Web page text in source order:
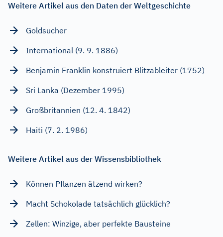
Weitere Artikel aus den Daten der Weltgeschichte
Goldsucher
International (9. 9. 1886)
Benjamin Franklin konstruiert Blitzableiter (1752)
Sri Lanka (Dezember 1995)
Großbritannien (12. 4. 1842)
Haiti (7. 2. 1986)
Weitere Artikel aus der Wissensbibliothek
Können Pflanzen ätzend wirken?
Macht Schokolade tatsächlich glücklich?
Zellen: Winzige, aber perfekte Bausteine